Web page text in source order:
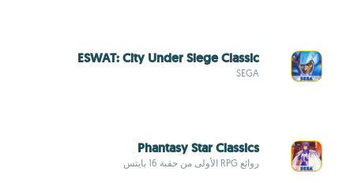
ESWAT: City Under Siege Classic
SEGA
Phantasy Star Classics
روائع RPG الأولى من حقبة 16 بايتس